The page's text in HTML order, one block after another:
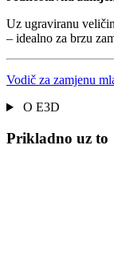
Uz ugraviranu
– idealno za brzu
Vodič za zamjenu
O E3D
Prikladno uz to